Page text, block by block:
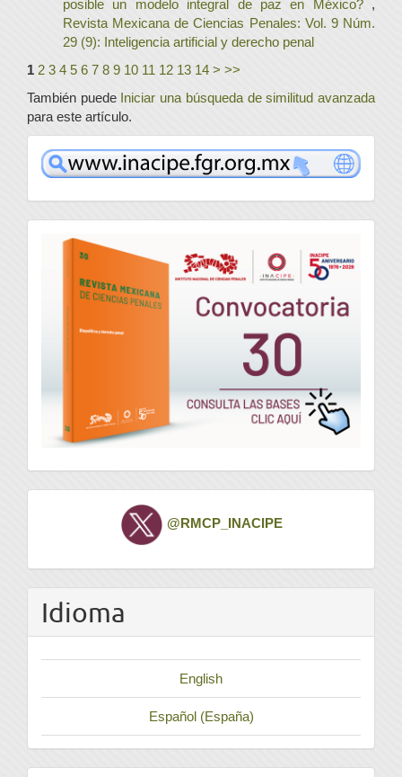
posible un modelo integral de paz en México? ,
Revista Mexicana de Ciencias Penales: Vol. 9 Núm.
29 (9): Inteligencia artificial y derecho penal
1 2 3 4 5 6 7 8 9 10 11 12 13 14 > >>
También puede Iniciar una búsqueda de similitud avanzada
para este artículo.
www
convocatoria
Twitter @RMCP_INACIPE
Idioma
English
Español (España)